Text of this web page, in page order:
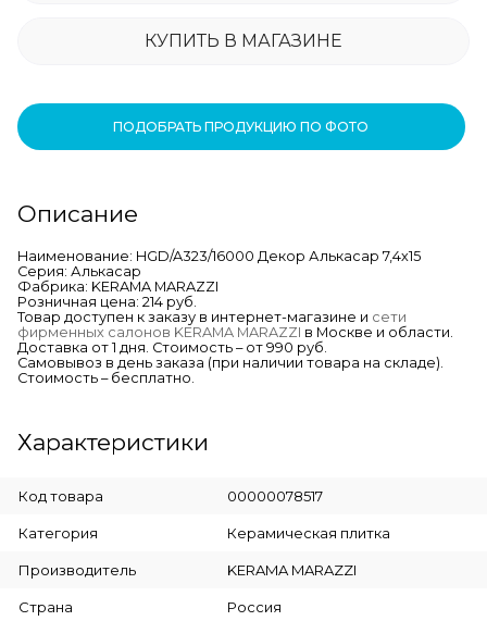
КУПИТЬ В МАГАЗИНЕ
ПОДОБРАТЬ ПРОДУКЦИЮ ПО ФОТО
Описание
Наименование: HGD/A323/16000 Декор Алькасар 7,4х15
Серия: Алькасар
Фабрика: KERAMA MARAZZI
Розничная цена: 214 руб.
Товар доступен к заказу в интернет-магазине и сети
фирменных салонов KERAMA MARAZZI в Москве и области.
Доставка от 1 дня. Стоимость – от 990 руб.
Самовывоз в день заказа (при наличии товара на складе).
Стоимость – бесплатно.
Характеристики
Код товара 00000078517
Категория Керамическая плитка
Производитель KERAMA MARAZZI
Страна Россия